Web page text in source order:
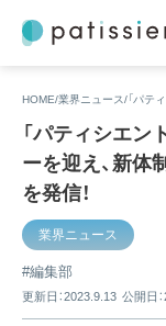
HOME 業界ニュース
「パティシエン
ーを迎え、新体
を発信！
業界ニュース
編集部
更新日：2023.9.13 公開日